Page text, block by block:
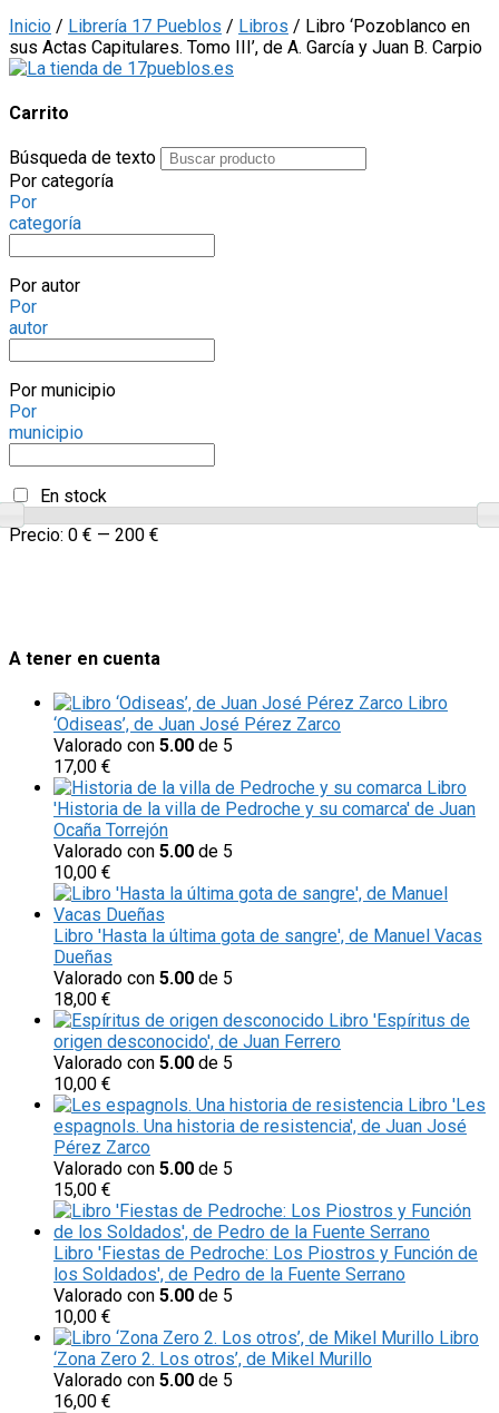
Inicio / Librería 17 Pueblos / Libros / Libro ‘Pozoblanco en
sus Actas Capitulares. Tomo III’, de A. García y Juan B. Carpio
Carrito
Búsqueda de texto
Por categoría
Por
categoría
Por autor
Por
autor
Por municipio
Por
municipio
En stock
Precio: 0 € — 200 €
A tener en cuenta
Libro
‘Odiseas’, de Juan José Pérez Zarco
Valorado con 5.00 de 5
17,00 €
Libro
'Historia de la villa de Pedroche y su comarca' de Juan
Ocaña Torrejón
Valorado con 5.00 de 5
10,00 €
Libro 'Hasta la última gota de sangre', de Manuel Vacas
Dueñas
Valorado con 5.00 de 5
18,00 €
Libro 'Espíritus de
origen desconocido', de Juan Ferrero
Valorado con 5.00 de 5
10,00 €
Libro 'Les
espagnols. Una historia de resistencia', de Juan José
Pérez Zarco
Valorado con 5.00 de 5
15,00 €
Libro 'Fiestas de Pedroche: Los Piostros y Función de
los Soldados', de Pedro de la Fuente Serrano
Valorado con 5.00 de 5
10,00 €
Libro
‘Zona Zero 2. Los otros’, de Mikel Murillo
Valorado con 5.00 de 5
16,00 €